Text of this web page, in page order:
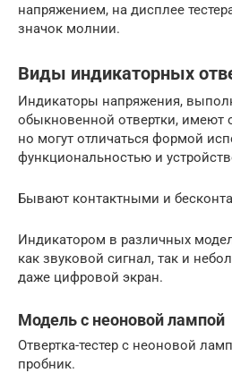
напряжением, на дисплее
значок молнии.
Виды индикаторных
Индикаторы напряжения,
обыкновенной отвертки, имеют
но могут отличаться формой
функциональностью и
Бывают контактными и
Индикатором в различных
как звуковой сигнал, так и
даже цифровой экран.
Модель с неоновой лампой
Отвертка-тестер с неоновой
пробник.